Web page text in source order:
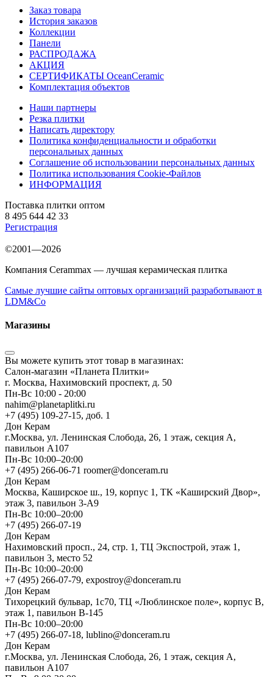
Заказ товара
История заказов
Коллекции
Панели
РАСПРОДАЖА
АКЦИЯ
СЕРТИФИКАТЫ OceanCeramic
Комплектация объектов
Наши партнеры
Резка плитки
Написать директору
Политика конфиденциальности и обработки
персональных данных
Соглашение об использовании персональных данных
Политика использования Cookie-Файлов
ИНФОРМАЦИЯ
Поставка плитки оптом
8 495 644 42 33
Регистрация
©2001—2026
Компания Cerammax — лучшая керамическая плитка
Самые лучшие сайты оптовых организаций разработывают в
LDM&Co
Магазины
Вы можете купить этот товар в магазинах:
Салон-магазин «Планета Плитки»
г. Москва, Нахимовский проспект, д. 50
Пн-Вс 10:00 - 20:00
nahim@planetaplitki.ru
+7 (495) 109-27-15, доб. 1
Дон Керам
г.Москва, ул. Ленинская Слобода, 26, 1 этаж, секция А,
павильон А107
Пн-Вс 10:00–20:00
+7 (495) 266-06-71 roomer@donceram.ru
Дон Керам
Москва, Каширское ш., 19, корпус 1, ТК «Каширский Двор»,
этаж 3, павильон 3-А9
Пн-Вс 10:00–20:00
+7 (495) 266-07-19
Дон Керам
Нахимовский просп., 24, стр. 1, ТЦ Экспострой, этаж 1,
павильон 3, место 52
Пн-Вс 10:00–20:00
+7 (495) 266-07-79, expostroy@donceram.ru
Дон Керам
Тихорецкий бульвар, 1с70, ТЦ «Люблинское поле», корпус В,
этаж 1, павильон В-145
Пн-Вс 10:00–20:00
+7 (495) 266-07-18, lublino@donceram.ru
Дон Керам
г.Москва, ул. Ленинская Слобода, 26, 1 этаж, секция А,
павильон А107